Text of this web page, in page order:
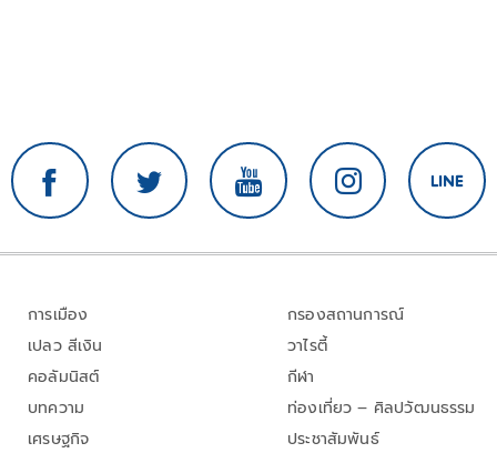
การเมือง
เปลว สีเงิน
คอลัมนิสต์
บทความ
เศรษฐกิจ
กรองสถานการณ์
วาไรตี้
กีฬา
ท่องเที่ยว – ศิลปวัฒนธรรม
ประชาสัมพันธ์